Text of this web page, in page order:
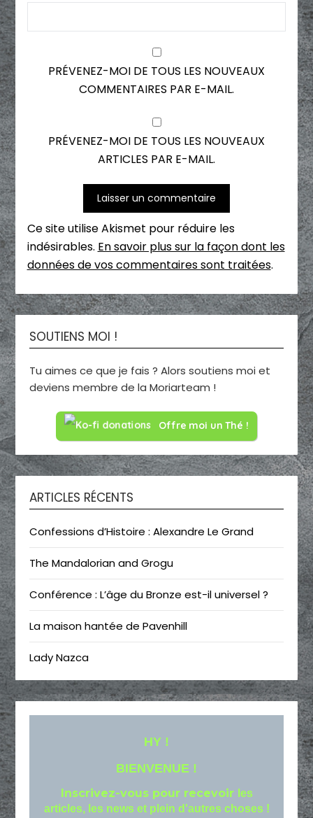
PRÉVENEZ-MOI DE TOUS LES NOUVEAUX
COMMENTAIRES PAR E-MAIL.
PRÉVENEZ-MOI DE TOUS LES NOUVEAUX
ARTICLES PAR E-MAIL.
Ce site utilise Akismet pour réduire les
indésirables. En savoir plus sur la façon dont les
données de vos commentaires sont traitées.
SOUTIENS MOI !
Tu aimes ce que je fais ? Alors soutiens moi et
deviens membre de la Moriarteam !
Offre moi un Thé !
ARTICLES RÉCENTS
Confessions d’Histoire : Alexandre Le Grand
The Mandalorian and Grogu
Conférence : L’âge du Bronze est-il universel ?
La maison hantée de Pavenhill
Lady Nazca
HY !
BIENVENUE !
Inscrivez-vous pour recevoir les
articles, les news et plein d'autres choses !